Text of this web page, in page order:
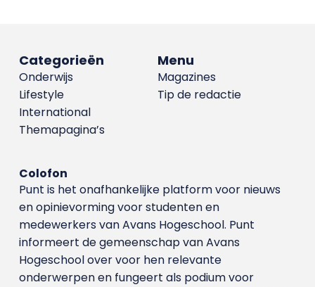
Menu
Magazines
Tip de redactie
Categorieën
Onderwijs
Lifestyle
International
Themapagina’s
Colofon
Punt is het onafhankelijke platform voor nieuws
en opinievorming voor studenten en
medewerkers van Avans Hoge­school. Punt
informeert de gemeenschap van Avans
Hogeschool over voor hen relevante
onderwerpen en fungeert als podium voor